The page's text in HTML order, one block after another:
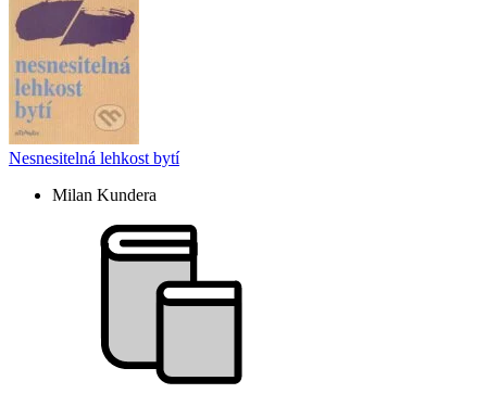
Nesnesitelná lehkost bytí
Milan Kundera